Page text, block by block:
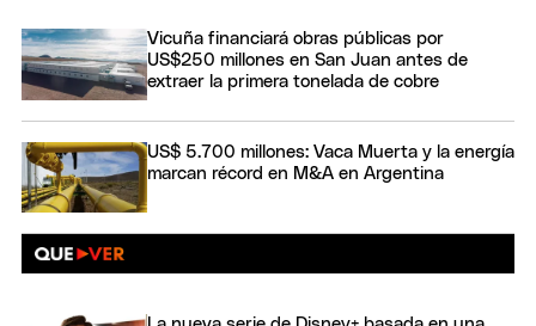
Vicuña financiará obras públicas por
US$250 millones en San Juan antes de
extraer la primera tonelada de cobre
US$ 5.700 millones: Vaca Muerta y la energía
marcan récord en M&A en Argentina